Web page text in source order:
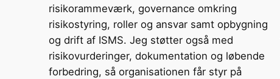
risikorammeværk, governance omkring
risikostyring, roller og ansvar samt opbygning
og drift af ISMS. Jeg støtter også med
risikovurderinger, dokumentation og løbende
forbedring, så organisationen får styr på